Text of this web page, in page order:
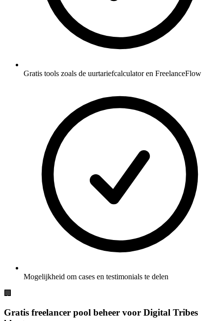
Gratis tools zoals de uurtariefcalculator en FreelanceFlow
Mogelijkheid om cases en testimonials te delen
🏢
Gratis freelancer pool beheer voor Digital Tribes